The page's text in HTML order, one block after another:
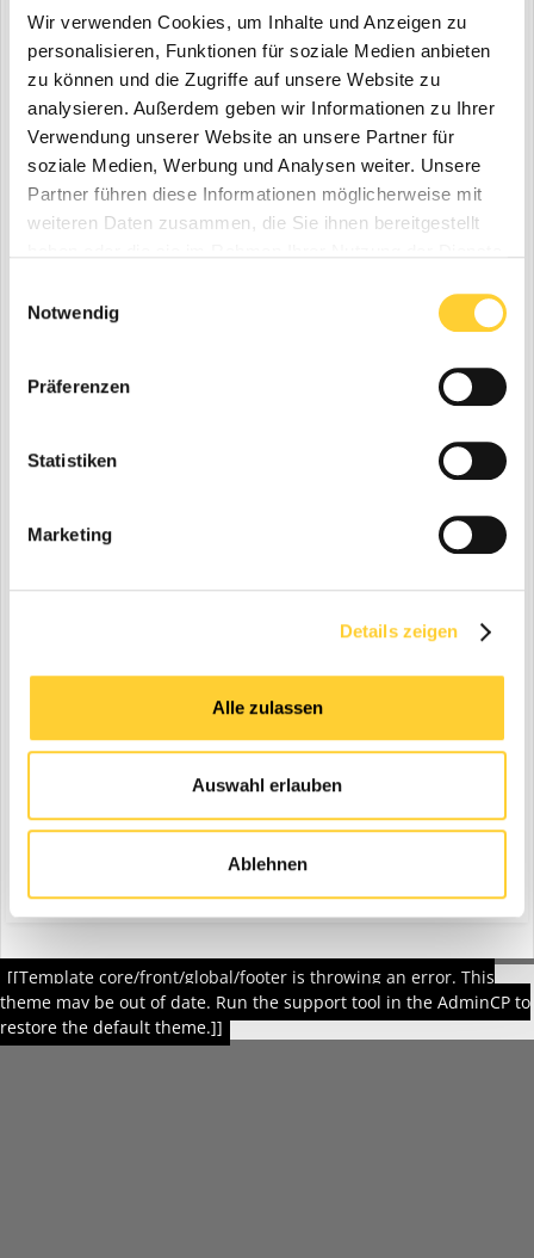
Wir verwenden Cookies, um Inhalte und Anzeigen zu
personalisieren, Funktionen für soziale Medien anbieten
zu können und die Zugriffe auf unsere Website zu
analysieren. Außerdem geben wir Informationen zu Ihrer
Verwendung unserer Website an unsere Partner für
soziale Medien, Werbung und Analysen weiter. Unsere
Partner führen diese Informationen möglicherweise mit
weiteren Daten zusammen, die Sie ihnen bereitgestellt
Notwendig
Präferenzen
Statistiken
Marketing
Details zeigen
Alle zulassen
Auswahl erlauben
Ablehnen
Beinhaltenmindestens eins meiner Suchwörter
Erstellungsdatum
Alle
Letzte 24 Stunden
Letzte Woche
Letzter Monat
Letztes Jahr
Alle
Letzte Woche
Suche starten
[[Template core/front/global/footer is throwing an error. This
theme may be out of date. Run the support tool in the AdminCP to
restore the default theme.]]